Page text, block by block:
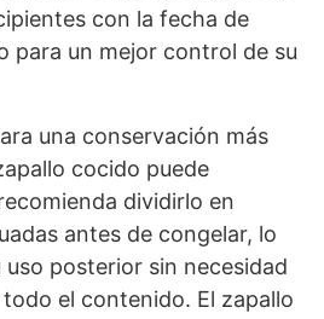
con la fecha de
para un mejor control de su
una conservación más
cocido puede
dividirlo en
antes de congelar, lo
uso posterior sin necesidad
el contenido. El zapallo